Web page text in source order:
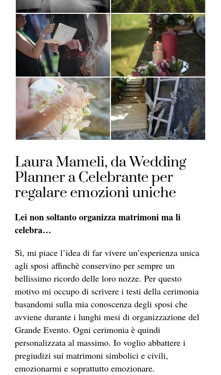
Laura Mameli, da Wedding
Planner a Celebrante per
regalare emozioni uniche
Lei non soltanto organizza matrimoni ma li
celebra…
Sì, mi piace l’idea di far vivere un’esperienza unica
agli sposi affinchè conservino per sempre un
bellissimo ricordo delle loro nozze. Per questo
motivo mi occupo di scrivere i testi della cerimonia
basandomi sulla mia conoscenza degli sposi che
avviene durante i lunghi mesi di organizzazione del
Grande Evento. Ogni cerimonia è quindi
personalizzata al massimo. Io voglio abbattere i
pregiudizi sui matrimoni simbolici e civili,
emozionarmi e soprattutto emozionare.